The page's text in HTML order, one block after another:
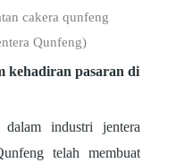
cakera qunfeng
Qunfeng)
kehadiran pasaran di
dalam industri jentera
telah membuat